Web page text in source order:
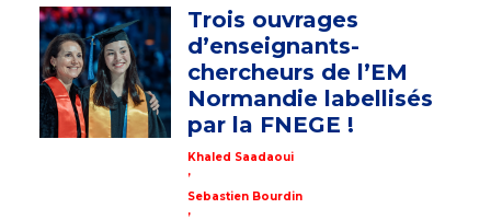
Trois ouvrages
d’enseignants-
chercheurs de l’EM
Normandie labellisés
par la FNEGE !
Khaled Saadaoui
,
Sebastien Bourdin
,